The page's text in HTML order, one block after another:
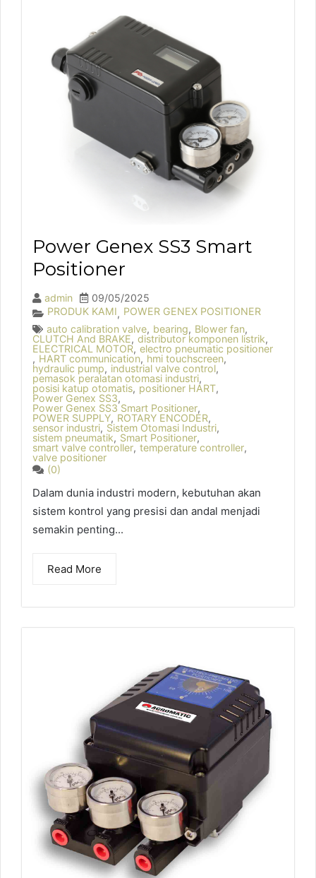
Power Genex SS3 Smart
Positioner
admin
09/05/2025
PRODUK KAMI, POWER GENEX POSITIONER
auto calibration valve, bearing, Blower fan,
CLUTCH And BRAKE, distributor komponen listrik,
ELECTRICAL MOTOR, electro pneumatic positioner
, HART communication, hmi touchscreen,
hydraulic pump, industrial valve control,
pemasok peralatan otomasi industri,
posisi katup otomatis, positioner HART,
Power Genex SS3,
Power Genex SS3 Smart Positioner,
POWER SUPPLY, ROTARY ENCODER,
sensor industri, Sistem Otomasi Industri,
sistem pneumatik, Smart Positioner,
smart valve controller, temperature controller,
valve positioner
(0)
Dalam dunia industri modern, kebutuhan akan
sistem kontrol yang presisi dan andal menjadi
semakin penting...
Read More